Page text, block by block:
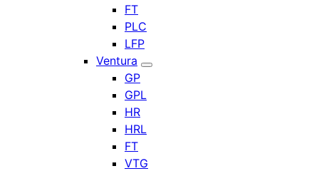
FT
PLC
LFP
Ventura
GP
GPL
HR
HRL
FT
VTG